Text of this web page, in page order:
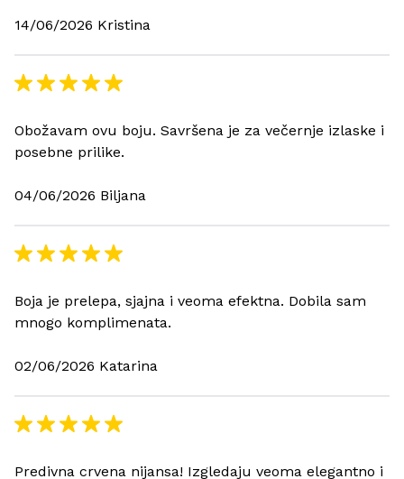
14/06/2026 Kristina
Obožavam ovu boju. Savršena je za večernje izlaske i
posebne prilike.
04/06/2026 Biljana
Boja je prelepa, sjajna i veoma efektna. Dobila sam
mnogo komplimenata.
02/06/2026 Katarina
Predivna crvena nijansa! Izgledaju veoma elegantno i